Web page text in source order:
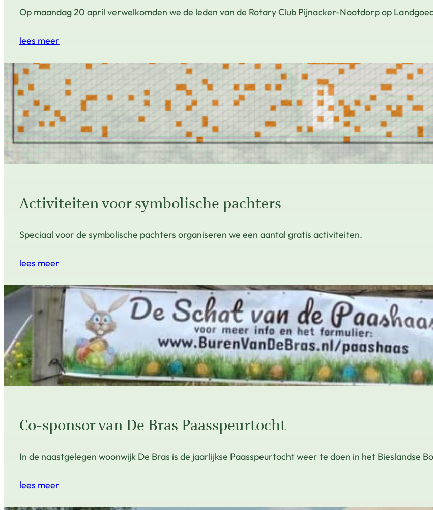
Op maandag 20 april verwelkomden we de leden van de Rotary Club Pijnacker-Nootdorp op
lees meer
Activiteiten voor symbolische pachters
Speciaal voor de symbolische pachters organiseren we een aantal gratis activiteiten.
lees meer
Co-sponsor van De Bras Paasspeurtocht
In de naastgelegen woonwijk De Bras is de jaarlijkse Paasspeurtocht weer te doen in het Bieslandse
lees meer